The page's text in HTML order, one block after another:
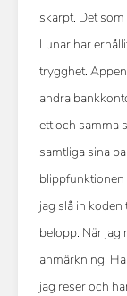
skarpt. Det
Lunar har
trygghet.
andra
ett och samma
samtliga sina
blippfunktionen
jag slå in
belopp. När jag
anmärkning.
jag reser och